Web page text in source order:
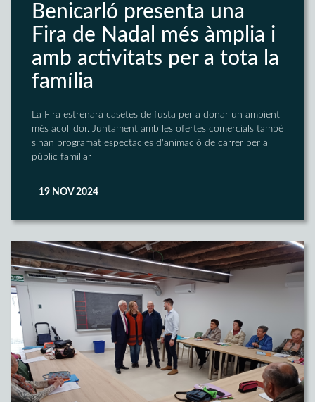
Benicarló presenta una
Fira de Nadal més àmplia i
amb activitats per a tota la
família
La Fira estrenarà casetes de fusta per a donar un ambient
més acollidor. Juntament amb les ofertes comercials també
s'han programat espectacles d'animació de carrer per a
públic familiar
19 NOV 2024